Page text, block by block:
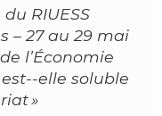
RIUESS
– 27 au 29 mai
l’Économie
­‐elle soluble
»